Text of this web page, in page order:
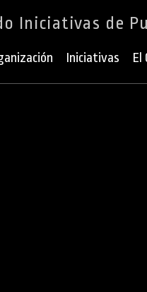
Iniciativas de
Iniciativas El